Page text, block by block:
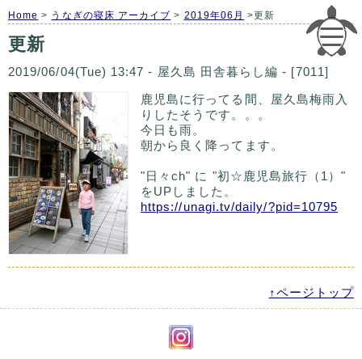
Home > うなぎの寝床 アーカイブ > 2019年06月 >更新
更新
2019/06/04(Tue) 13:47 - 屋久島 田舎暮らし編 - [7011]
鹿児島に行ってる間、屋久島梅雨入
りしたそうです。。。
今日も雨。
朝から良く降ってます。
"日々ch" に "初☆鹿児島旅行（1）"
をUPしました。
https://unagi.tv/daily/?pid=10795
↑ページトップ